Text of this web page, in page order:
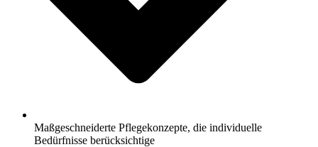
Maßgeschneiderte Pflegekonzepte, die individuelle
Bedürfnisse berücksichtige